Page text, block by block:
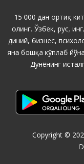
15 000 дан ортиқ
олинг. Ўзбек, рус,
диний, бизнес,
яна бошқа кўплаб
Дунёнинг
Copyright ©